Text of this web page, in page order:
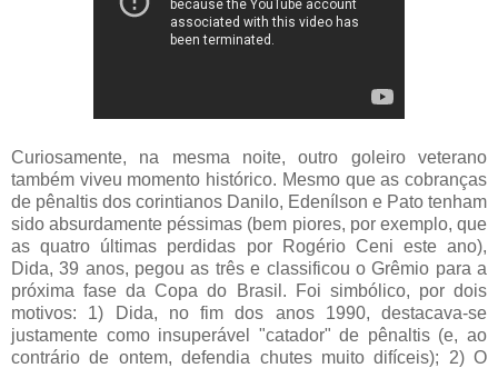
Curiosamente, na mesma noite, outro goleiro veterano
também viveu momento histórico. Mesmo que as cobranças
de pênaltis dos corintianos Danilo, Edenílson e Pato tenham
sido absurdamente péssimas (bem piores, por exemplo, que
as quatro últimas perdidas por Rogério Ceni este ano),
Dida, 39 anos, pegou as três e classificou o Grêmio para a
próxima fase da Copa do Brasil. Foi simbólico, por dois
motivos: 1) Dida, no fim dos anos 1990, destacava-se
justamente como insuperável "catador" de pênaltis (e, ao
contrário de ontem, defendia chutes muito difíceis); 2) O